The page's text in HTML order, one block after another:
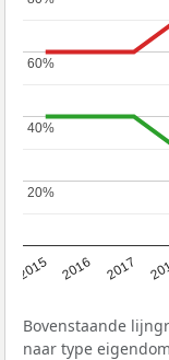
2015 2016 2017
20%
20%
40%
40%
60%
60%
Bovenstaande
naar type